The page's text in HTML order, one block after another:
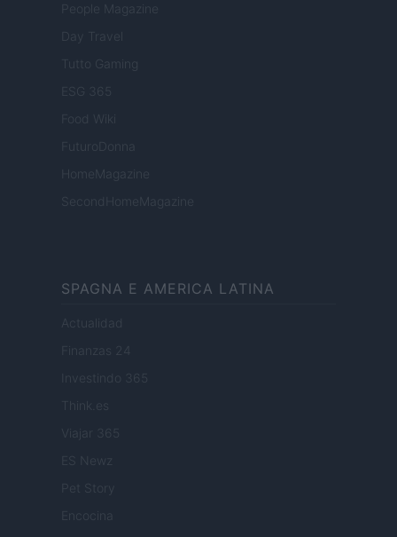
People Magazine
Day Travel
Tutto Gaming
ESG 365
Food Wiki
FuturoDonna
HomeMagazine
SecondHomeMagazine
SPAGNA E AMERICA LATINA
Actualidad
Finanzas 24
Investindo 365
Think.es
Viajar 365
ES Newz
Pet Story
Encocina